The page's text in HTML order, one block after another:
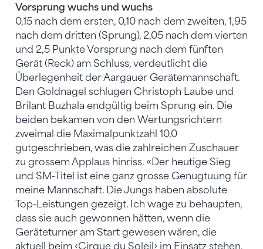
Vorsprung wuchs und wuchs
0,15 nach dem ersten, 0,10 nach dem zweiten, 1,95
nach dem dritten (Sprung), 2,05 nach dem vierten
und 2,5 Punkte Vorsprung nach dem fünften
Gerät (Reck) am Schluss, verdeutlicht die
Überlegenheit der Aargauer Gerätemannschaft.
Den Goldnagel schlugen Christoph Laube und
Brilant Buzhala endgültig beim Sprung ein. Die
beiden bekamen von den Wertungsrichtern
zweimal die Maximalpunktzahl 10,0
gutgeschrieben, was die zahlreichen Zuschauer
zu grossem Applaus hinriss. «Der heutige Sieg
und SM-Titel ist eine ganz grosse Genugtuung für
meine Mannschaft. Die Jungs haben absolute
Top-Leistungen gezeigt. Ich wage zu behaupten,
dass sie auch gewonnen hätten, wenn die
Geräteturner am Start gewesen wären, die
aktuell beim ‹Cirque du Soleil› im Einsatz stehen,